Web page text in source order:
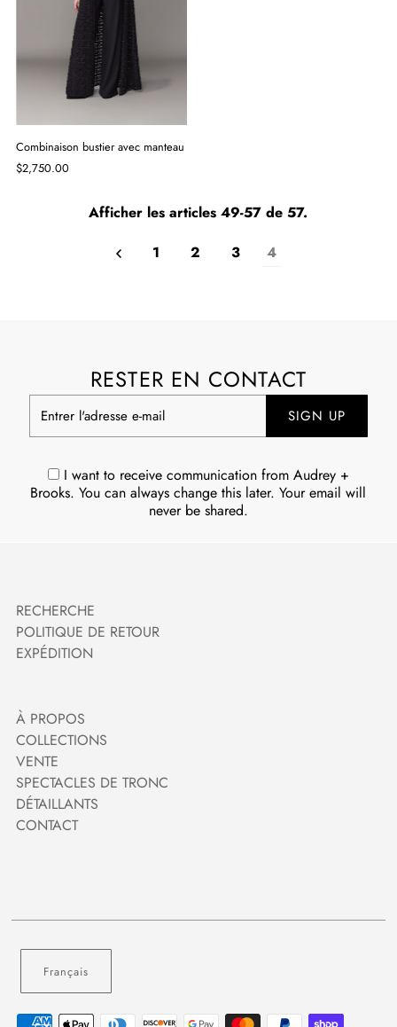
Combinaison bustier avec manteau
$2,750.00
Afficher les articles 49-57 de 57.
1
2 3 4
RESTER EN CONTACT
l'adresse
e-
I want to receive communication from Audrey +
Brooks. You can always change this later. Your email will
never be shared.
RECHERCHE
POLITIQUE DE RETOUR
EXPÉDITION
À PROPOS
COLLECTIONS
VENTE
SPECTACLES DE TRONC
DÉTAILLANTS
CONTACT
Français